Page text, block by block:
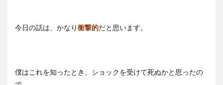
今日の話は、かなり衝撃的だと思います。
僕はこれを知ったとき、ショックを受けて死ぬかと思ったの